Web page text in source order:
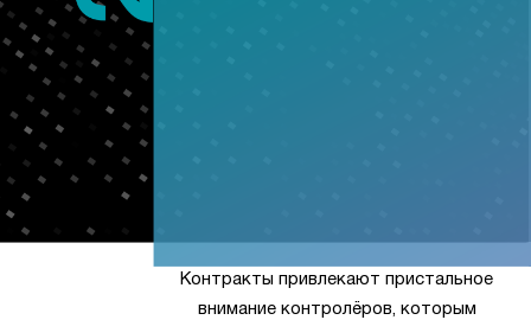
Контракты привлекают пристальное
внимание контролёров, которым